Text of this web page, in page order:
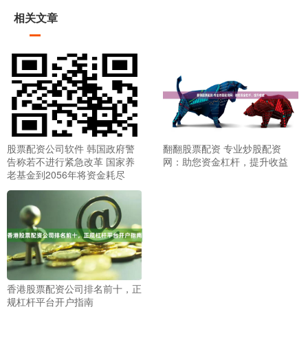
相关文章
股票配资公司软件 韩国政府警
告称若不进行紧急改革 国家养
老基金到2056年将资金耗尽
翻翻股票配资 专业炒股配资
网：助您资金杠杆，提升收益
香港股票配资公司排名前十，正
规杠杆平台开户指南